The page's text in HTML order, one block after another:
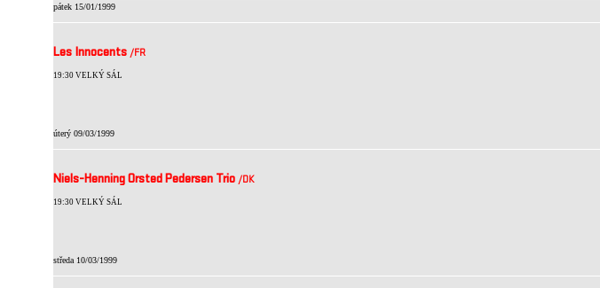
pátek 15/01/1999
Les Innocents /FR
19:30 VELKÝ SÁL
úterý 09/03/1999
Niels-Henning Orsted Pedersen Trio /DK
19:30 VELKÝ SÁL
středa 10/03/1999